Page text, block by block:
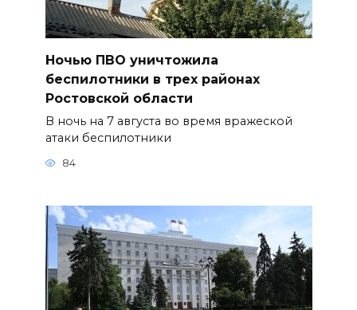
Ночью ПВО уничтожила
беспилотники в трех районах
Ростовской области
В ночь на 7 августа во время вражеской
атаки беспилотники
84